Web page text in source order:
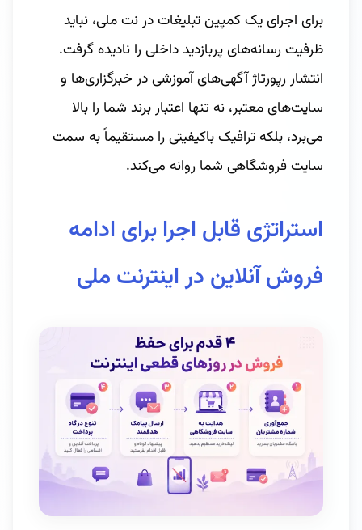
برای اجرای یک کمپین تبلیغات در نت ملی، نباید
ظرفیت رسانه‌های پربازدید داخلی را نادیده گرفت.
انتشار رپورتاژ آگهی‌های آموزشی در خبرگزاری‌ها و
سایت‌های معتبر، نه تنها اعتبار برند شما را بالا
می‌برد، بلکه ترافیک باکیفیتی را مستقیماً به سمت
سایت فروشگاهی شما روانه می‌کند.
استراتژی قابل اجرا برای ادامه
فروش آنلاین در اینترنت ملی